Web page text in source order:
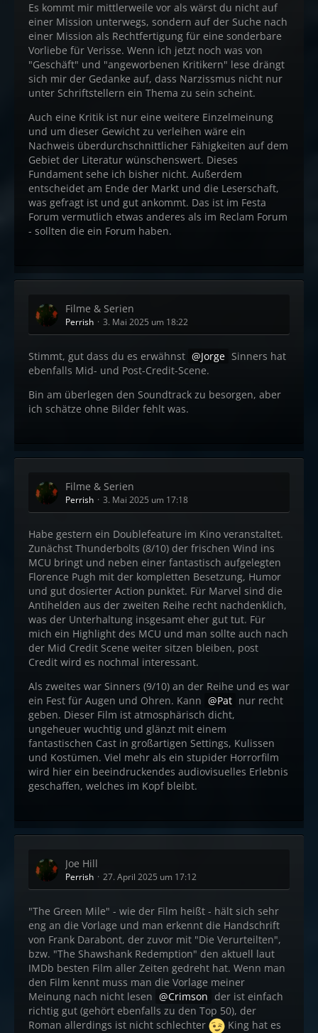
Es kommt mir mittlerweile vor als wärst du nicht auf
einer Mission unterwegs, sondern auf der Suche nach
einer Mission als Rechtfertigung für eine sonderbare
Vorliebe für Verisse. Wenn ich jetzt noch was von
"Geschäft" und "angeworbenen Kritikern" lese drängt
sich mir der Gedanke auf, dass Narzissmus nicht nur
unter Schriftstellern ein Thema zu sein scheint.
Auch eine Kritik ist nur eine weitere Einzelmeinung
und um dieser Gewicht zu verleihen wäre ein
Nachweis überdurchschnittlicher Fähigkeiten auf dem
Gebiet der Literatur wünschenswert. Dieses
Fundament sehe ich bisher nicht. Außerdem
entscheidet am Ende der Markt und die Leserschaft,
was gefragt ist und gut ankommt. Das ist im Festa
Forum vermutlich etwas anderes als im Reclam Forum
- sollten die ein Forum haben.
Filme & Serien
Perrish 3. Mai 2025 um 18:22
Stimmt, gut dass du es erwähnst Jorge Sinners hat
ebenfalls Mid- und Post-Credit-Scene.
Bin am überlegen den Soundtrack zu besorgen, aber
ich schätze ohne Bilder fehlt was.
Filme & Serien
Perrish 3. Mai 2025 um 17:18
Habe gestern ein Doublefeature im Kino veranstaltet.
Zunächst Thunderbolts (8/10) der frischen Wind ins
MCU bringt und neben einer fantastisch aufgelegten
Florence Pugh mit der kompletten Besetzung, Humor
und gut dosierter Action punktet. Für Marvel sind die
Antihelden aus der zweiten Reihe recht nachdenklich,
was der Unterhaltung insgesamt eher gut tut. Für
mich ein Highlight des MCU und man sollte auch nach
der Mid Credit Scene weiter sitzen bleiben, post
Credit wird es nochmal interessant.
Als zweites war Sinners (9/10) an der Reihe und es war
ein Fest für Augen und Ohren. Kann
Pat nur recht
geben. Dieser Film ist atmosphärisch dicht,
ungeheuer wuchtig und glänzt mit einem
fantastischen Cast in großartigen Settings, Kulissen
und Kostümen. Viel mehr als ein stupider Horrorfilm
wird hier ein beeindruckendes audiovisuelles Erlebnis
geschaffen, welches im Kopf bleibt.
Joe Hill
Perrish 27. April 2025 um 17:12
"The Green Mile" - wie der Film heißt - hält sich sehr
eng an die Vorlage und man erkennt die Handschrift
von Frank Darabont, der zuvor mit "Die Verurteilten",
bzw. "The Shawshank Redemption" den aktuell laut
IMDb besten Film aller Zeiten gedreht hat. Wenn man
den Film kennt muss man die Vorlage meiner
Meinung nach nicht lesen
Crimson der ist einfach
richtig gut (gehört ebenfalls zu den Top 50), der
Roman allerdings ist nicht schlechter
King hat es